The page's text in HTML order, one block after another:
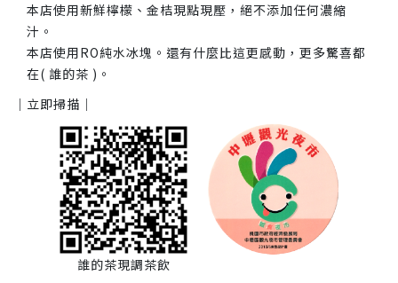
本店使用新鮮檸檬、金桔現點現壓，絕不添加任何濃縮
汁。
本店使用RO純水冰塊。還有什麼比這更感動，更多驚喜都
在( 誰的茶 )。
｜立即掃描｜
誰的茶現調茶飲